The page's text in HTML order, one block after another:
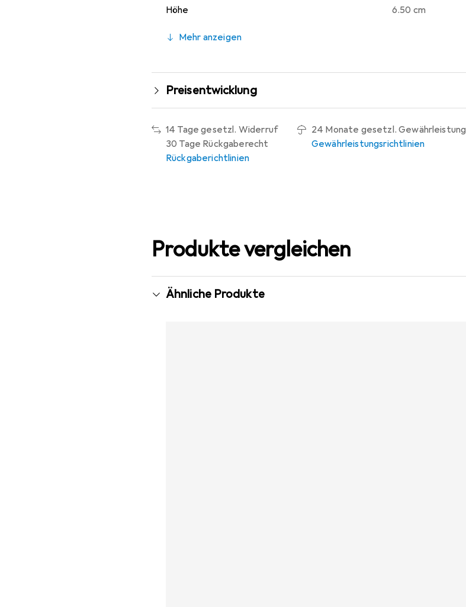
Höhe 6.50 cm
Mehr anzeigen
Preisentwicklung
14 Tage gesetzl. Widerruf
30 Tage Rückgaberecht
Rückgaberichtlinien
24 Monate gesetzl. Gewährleistung
Gewährleistungsrichtlinien
Produkte vergleichen
Ähnliche Produkte